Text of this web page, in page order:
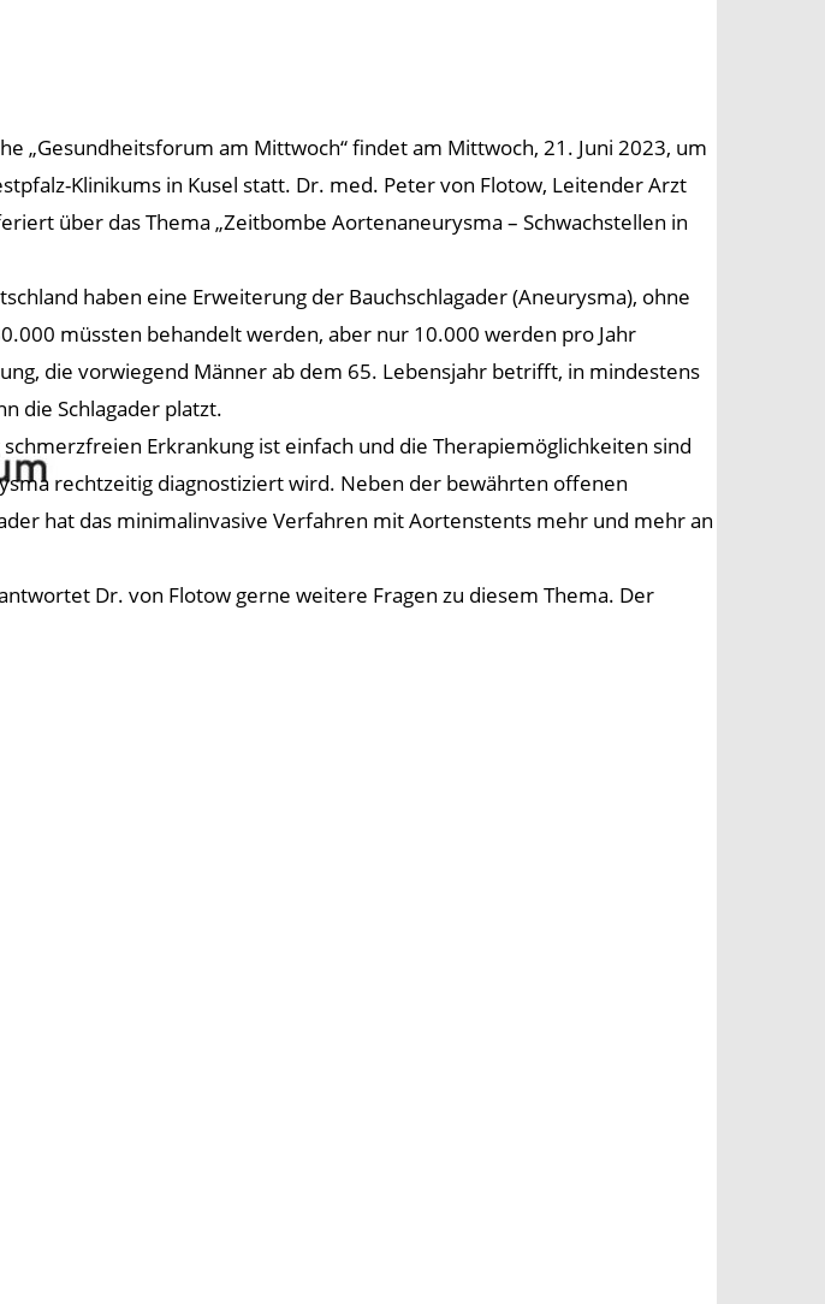
„Gesundheitsforum am Mittwoch“ findet am Mittwoch, 21. Juni 2023, um
Klinikums in Kusel statt. Dr. med. Peter von Flotow, Leitender Arzt
über das Thema „Zeitbombe Aortenaneurysma – Schwachstellen in
haben eine Erweiterung der Bauchschlagader (Aneurysma), ohne
müssten behandelt werden, aber nur 10.000 werden pro Jahr
die vorwiegend Männer ab dem 65. Lebensjahr betrifft, in mindestens
die Schlagader platzt.
Erkrankung ist einfach und die Therapiemöglichkeiten sind
rechtzeitig diagnostiziert wird. Neben der bewährten offenen
hat das minimalinvasive Verfahren mit Aortenstents mehr und mehr an
Dr. von Flotow gerne weitere Fragen zu diesem Thema. Der